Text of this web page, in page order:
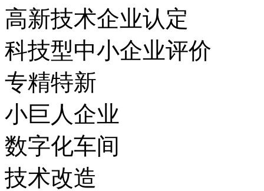
高新技术企业认定
科技型中小企业评价
专精特新
小巨人企业
数字化车间
技术改造